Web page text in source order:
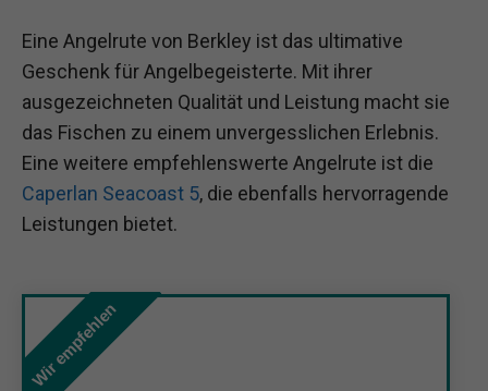
Eine Angelrute von Berkley ist das ultimative
Geschenk für Angelbegeisterte. Mit ihrer
ausgezeichneten Qualität und Leistung macht sie
das Fischen zu einem unvergesslichen Erlebnis.
Eine weitere empfehlenswerte Angelrute ist die
Caperlan Seacoast 5, die ebenfalls hervorragende
Leistungen bietet.
Wir empfehlen